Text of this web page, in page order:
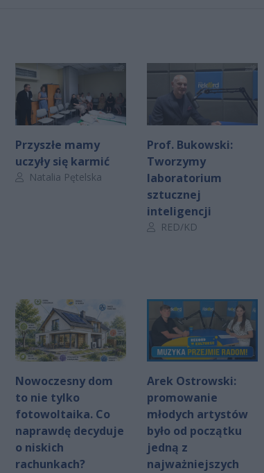
Przyszłe mamy
uczyły się karmić
Autor artykułu:
Natalia Pętelska
Prof. Bukowski:
Tworzymy
laboratorium
sztucznej
inteligencji
Autor artykułu:
RED/KD
Nowoczesny dom
to nie tylko
fotowoltaika. Co
naprawdę decyduje
o niskich
rachunkach?
Arek Ostrowski:
promowanie
młodych artystów
było od początku
jedną z
najważniejszych